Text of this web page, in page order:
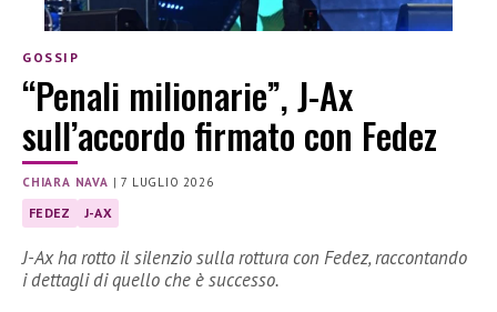
GOSSIP
“Penali milionarie”, J-Ax
sull’accordo firmato con Fedez
CHIARA NAVA |7 LUGLIO 2026
FEDEZ J-AX
J-Ax ha rotto il silenzio sulla rottura con Fedez, raccontando
i dettagli di quello che è successo.